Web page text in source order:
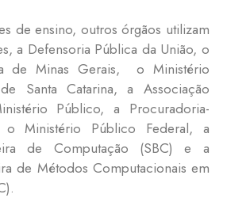
de ensino, outros órgãos utilizam
a Defensoria Pública da União, o
de Minas Gerais, o Ministério
Santa Catarina, a Associação
Público, a Procuradoria-
o Ministério Público Federal, a
de Computação (SBC) e a
de Métodos Computacionais em